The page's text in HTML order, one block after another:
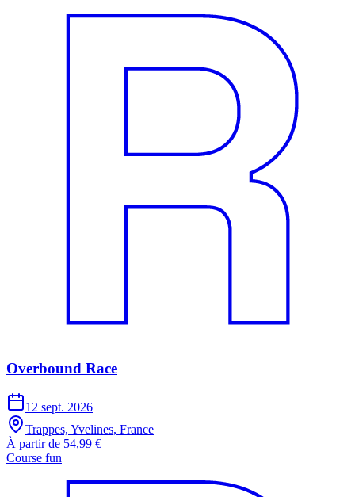
Overbound Race
12 sept. 2026
Trappes, Yvelines, France
À partir de 54,99 €
Course fun